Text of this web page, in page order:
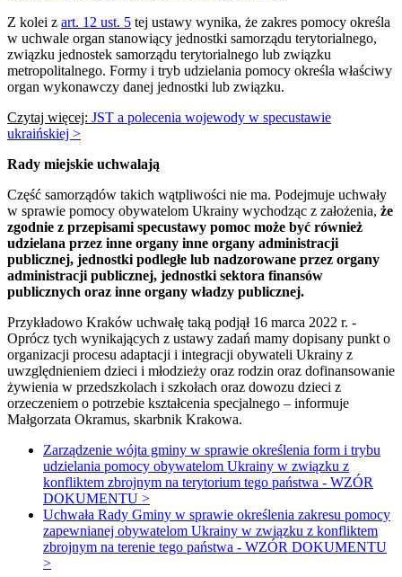
Z kolei z art. 12 ust. 5 tej ustawy wynika, że zakres pomocy określa
w uchwale organ stanowiący jednostki samorządu terytorialnego,
związku jednostek samorządu terytorialnego lub związku
metropolitalnego. Formy i tryb udzielania pomocy określa właściwy
organ wykonawczy danej jednostki lub związku.
Czytaj więcej: JST a polecenia wojewody w specustawie
ukraińskiej >
Rady miejskie uchwalają
Część samorządów takich wątpliwości nie ma. Podejmuje uchwały
w sprawie pomocy obywatelom Ukrainy wychodząc z założenia, że
zgodnie z przepisami specustawy pomoc może być również
udzielana przez inne organy inne organy administracji
publicznej, jednostki podległe lub nadzorowane przez organy
administracji publicznej, jednostki sektora finansów
publicznych oraz inne organy władzy publicznej.
Przykładowo Kraków uchwałę taką podjął 16 marca 2022 r. -
Oprócz tych wynikających z ustawy zadań mamy dopisany punkt o
organizacji procesu adaptacji i integracji obywateli Ukrainy z
uwzględnieniem dzieci i młodzieży oraz rodzin oraz dofinansowanie
żywienia w przedszkolach i szkołach oraz dowozu dzieci z
orzeczeniem o potrzebie kształcenia specjalnego – informuje
Małgorzata Okramus, skarbnik Krakowa.
Zarządzenie wójta gminy w sprawie określenia form i trybu
udzielania pomocy obywatelom Ukrainy w związku z
konfliktem zbrojnym na terytorium tego państwa - WZÓR
DOKUMENTU >
Uchwała Rady Gminy w sprawie określenia zakresu pomocy
zapewnianej obywatelom Ukrainy w związku z konfliktem
zbrojnym na terenie tego państwa - WZÓR DOKUMENTU
>